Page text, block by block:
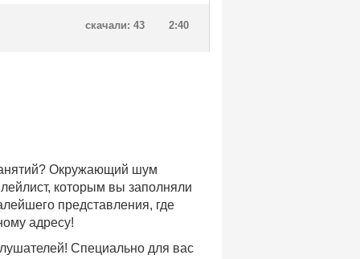
2:40
скачали: 43
Окружающий шум
которым вы заполняли
представления, где
адресу!
Специально для вас